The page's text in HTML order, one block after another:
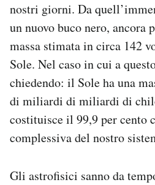
nostri giorni. Da
un nuovo buco nero, ancora
massa stimata in circa 142
Sole. Nel caso in cui a
chiedendo: il Sole ha una
di miliardi di miliardi di
costituisce il 99,9 per cento
complessiva del nostro
Gli astrofisici sanno da